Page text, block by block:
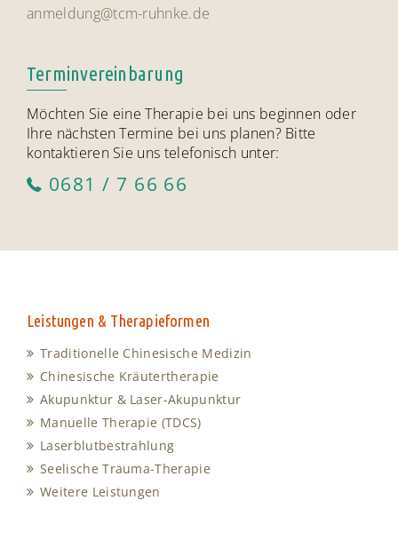
anmeldung@tcm-ruhnke.de
Terminvereinbarung
Möchten Sie eine Therapie bei uns beginnen oder
Ihre nächsten Termine bei uns planen? Bitte
kontaktieren Sie uns telefonisch unter:
0681 / 7 66 66
Leistungen & Therapieformen
Traditionelle Chinesische Medizin
Chinesische Kräutertherapie
Akupunktur & Laser-Akupunktur
Manuelle Therapie (TDCS)
Laserblutbestrahlung
Seelische Trauma-Therapie
Weitere Leistungen